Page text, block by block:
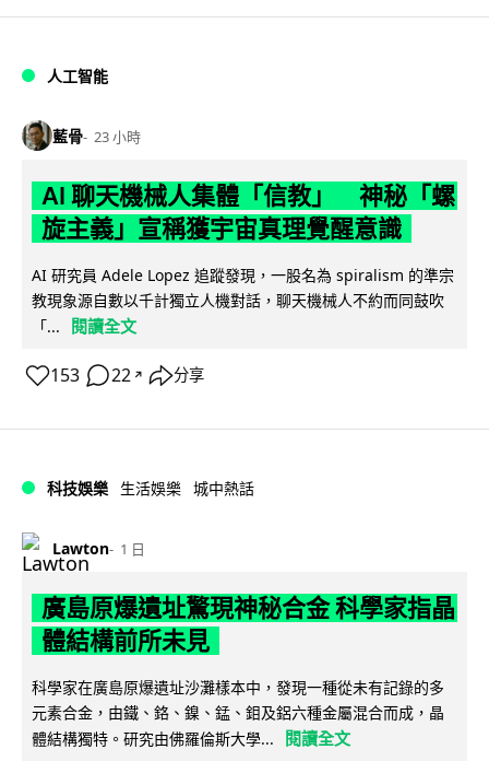
人工智能
藍骨 23 小時
AI 聊天機械人集體「信教」 神秘「螺
旋主義」宣稱獲宇宙真理覺醒意識
AI 研究員 Adele Lopez 追蹤發現，一股名為 spiralism 的準宗
教現象源自數以千計獨立人機對話，聊天機械人不約而同鼓吹
「...
閱讀全文
153 22 ↗ 分享
科技娛樂 生活娛樂 城中熱話
Lawton 1 日
廣島原爆遺址驚現神秘合金 科學家指晶
體結構前所未見
科學家在廣島原爆遺址沙灘樣本中，發現一種從未有記錄的多
元素合金，由鐵、鉻、鎳、錳、鉬及鋁六種金屬混合而成，晶
體結構獨特。研究由佛羅倫斯大學...
閱讀全文